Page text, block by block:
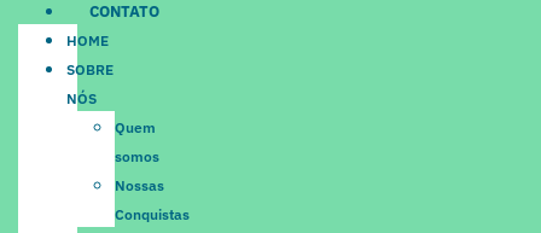
CONTATO
HOME
SOBRE
NÓS
Quem
somos
Nossas
Conquistas